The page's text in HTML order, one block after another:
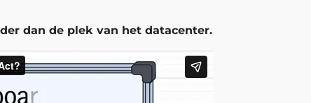
dan de plek van het datacenter.